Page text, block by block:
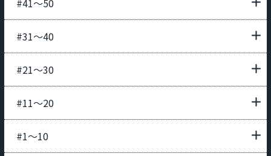
#41〜50
#31〜40
#21〜30
#11〜20
#1〜10